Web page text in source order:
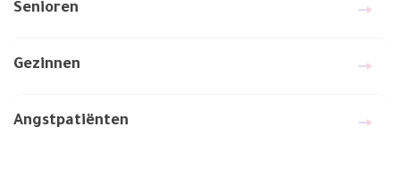
Senioren
Gezinnen
Angstpatiënten